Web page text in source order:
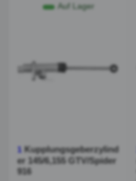
Auf Lager
1 Kupplungsgeberzylind
er 145/6,155 GTV/Spider
916